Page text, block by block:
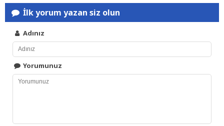
İlk yorum yazan siz olun
Adınız
Yorumunuz